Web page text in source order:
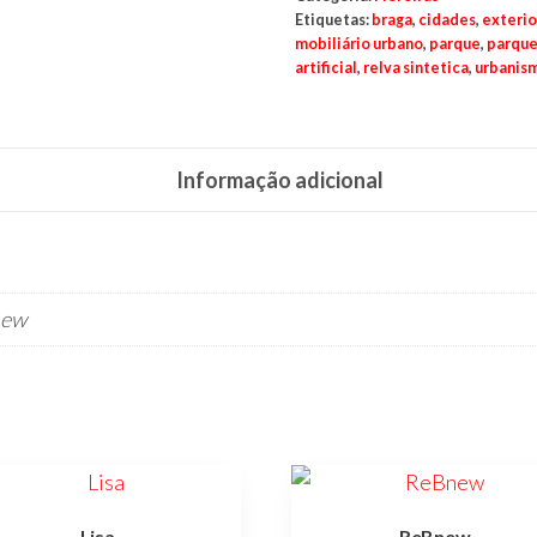
Etiquetas: braga, cidades,
mobiliário urbano, parque,
artificial , relva sintetica,
Informação adicional